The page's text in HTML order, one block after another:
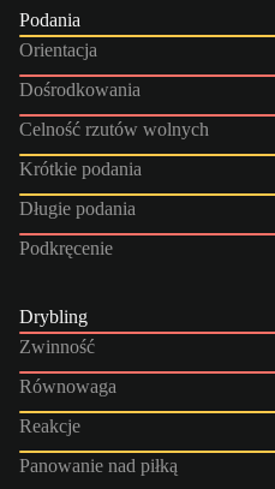
Podania
Orientacja
Dośrodkowania
Celność rzutów wolnych
Krótkie podania
Długie podania
Podkręcenie
Drybling
Zwinność
Równowaga
Reakcje
Panowanie nad piłką